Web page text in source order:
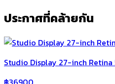
ประกาศที่คล้ายกัน
Studio Display 27-inch Retina